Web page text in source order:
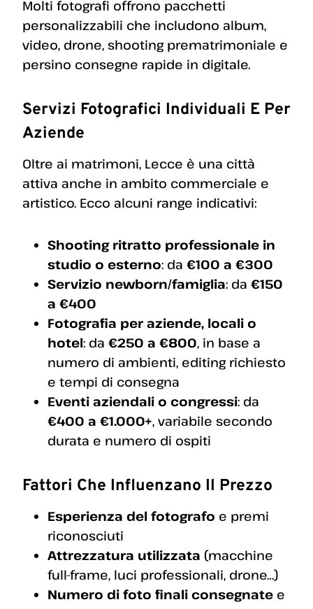
Molti fotografi offrono pacchetti
personalizzabili che includono album,
video, drone, shooting prematrimoniale e
persino consegne rapide in digitale.
Servizi Fotografici Individuali E Per
Aziende
Oltre ai matrimoni, Lecce è una città
attiva anche in ambito commerciale e
artistico. Ecco alcuni range indicativi:
Shooting ritratto professionale in
studio o esterno: da €100 a €300
Servizio newborn/famiglia: da €150
a €400
Fotografia per aziende, locali o
hotel: da €250 a €800, in base a
numero di ambienti, editing richiesto
e tempi di consegna
Eventi aziendali o congressi: da
€400 a €1.000+, variabile secondo
durata e numero di ospiti
Fattori Che Influenzano Il Prezzo
Esperienza del fotografo e premi
riconosciuti
Attrezzatura utilizzata (macchine
full-frame, luci professionali, drone…)
Numero di foto finali consegnate e